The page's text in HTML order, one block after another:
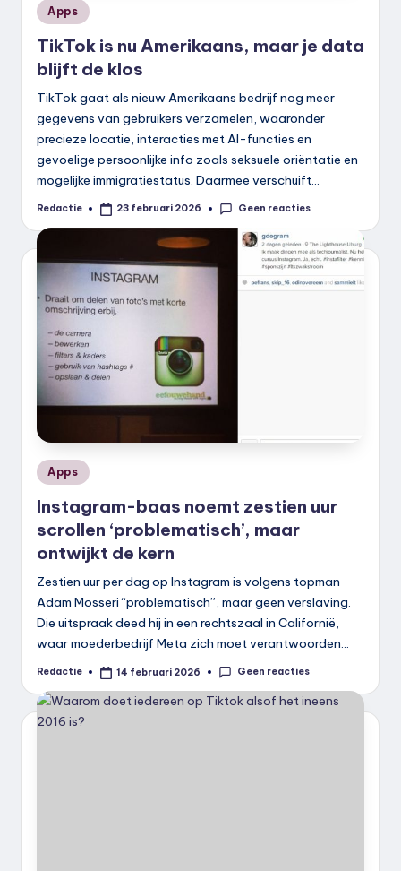
Geplaatst
in
Apps
TikTok is nu Amerikaans, maar je data
blijft de klos
TikTok gaat als nieuw Amerikaans bedrijf nog meer
gegevens van gebruikers verzamelen, waaronder
precieze locatie, interacties met AI-functies en
gevoelige persoonlijke info zoals seksuele oriëntatie en
mogelijke immigratiestatus. Daarmee verschuift…
Geplaatst
Redactie 23 februari 2026 Geen reacties
Geplaatst
in
Apps
Instagram-baas noemt zestien uur
scrollen ‘problematisch’, maar
ontwijkt de kern
Zestien uur per dag op Instagram is volgens topman
Adam Mosseri “problematisch”, maar geen verslaving.
Die uitspraak deed hij in een rechtszaal in Californië,
waar moederbedrijf Meta zich moet verantwoorden…
Geplaatst
Redactie 14 februari 2026 Geen reacties